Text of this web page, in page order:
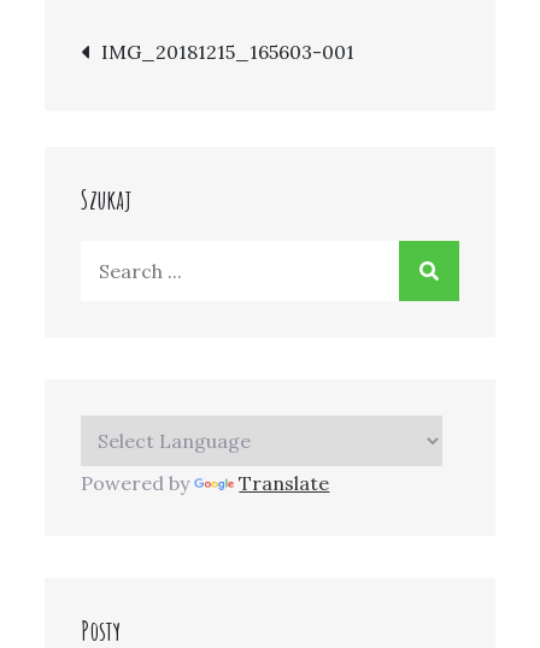
Post
IMG_20181215_165603-001
Szukaj
Powered by Translate
Posty